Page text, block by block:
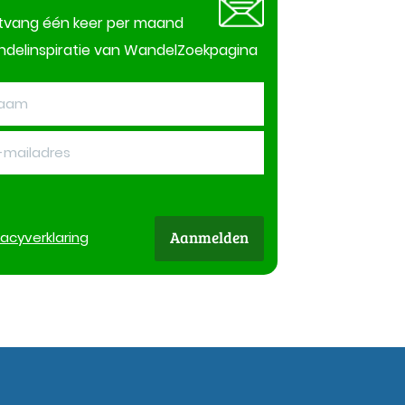
één keer per maand
van WandelZoekpagina
verklaring Aanmelden